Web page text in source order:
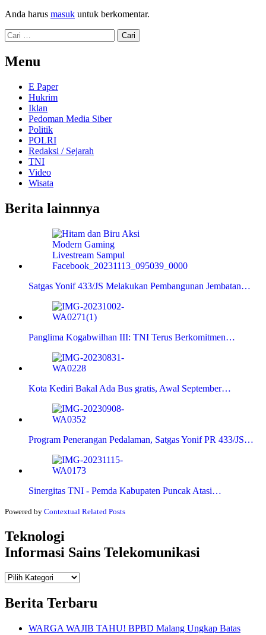
Anda harus masuk untuk berkomentar.
Cari
untuk:
Menu
E Paper
Hukrim
Iklan
Pedoman Media Siber
Politik
POLRI
Redaksi / Sejarah
TNI
Video
Wisata
Berita lainnnya
Satgas Yonif 433/JS Melakukan Pembangunan Jembatan…
Panglima Kogabwilhan III: TNI Terus Berkomitmen…
Kota Kediri Bakal Ada Bus gratis, Awal September…
Program Penerangan Pedalaman, Satgas Yonif PR 433/JS…
Sinergitas TNI - Pemda Kabupaten Puncak Atasi…
Powered by Contextual Related Posts
Teknologi
Informasi Sains Telekomunikasi
Teknologi
Berita Terbaru
WARGA WAJIB TAHU! BPBD Malang Ungkap Batas